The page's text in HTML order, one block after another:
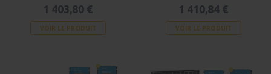
1 403,80 €
VOIR LE PRODUIT
1 410,84 €
VOIR LE PRODUIT